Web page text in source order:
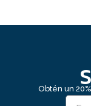
Obtén un